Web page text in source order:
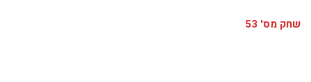
שחק מס' 53